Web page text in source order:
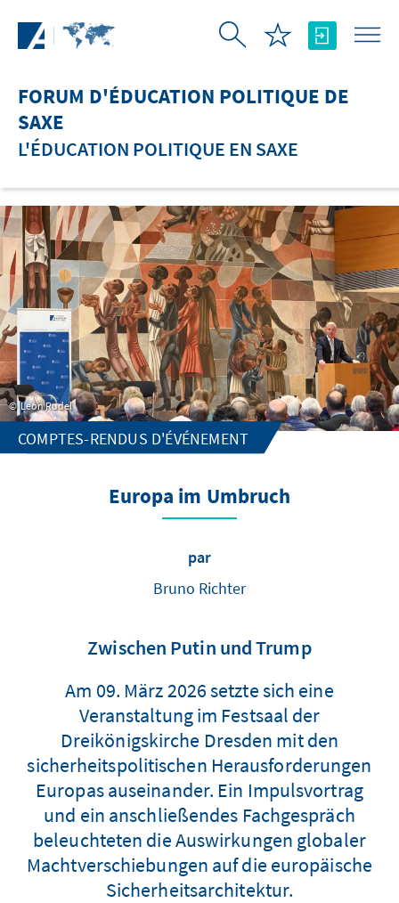
FORUM D'ÉDUCATION POLITIQUE DE
SAXE
L'ÉDUCATION POLITIQUE EN SAXE
Leon Rudel
COMPTES-RENDUS D'ÉVÉNEMENT
Europa im Umbruch
par
Bruno Richter
Zwischen Putin und Trump
Am 09. März 2026 setzte sich eine
Veranstaltung im Festsaal der
Dreikönigskirche Dresden mit den
sicherheitspolitischen Herausforderungen
Europas auseinander. Ein Impulsvortrag
und ein anschließendes Fachgespräch
beleuchteten die Auswirkungen globaler
Machtverschiebungen auf die europäische
Sicherheitsarchitektur.